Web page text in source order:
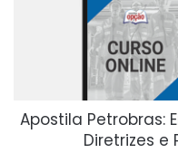
Apostila Petrobras:
Diretrizes e